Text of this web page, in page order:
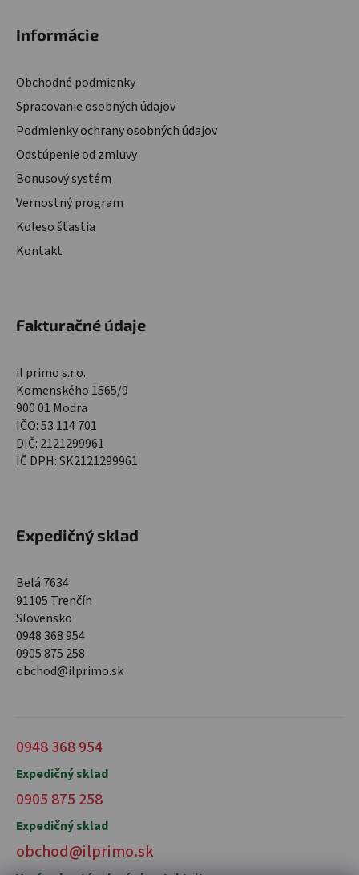
Informácie
Obchodné podmienky
Spracovanie osobných údajov
Podmienky ochrany osobných údajov
Odstúpenie od zmluvy
Bonusový systém
Vernostný program
Koleso šťastia
Kontakt
Fakturačné údaje
il primo s.r.o.
Komenského 1565/9
900 01 Modra
IČO: 53 114 701
DIČ: 2121299961
IČ DPH: SK2121299961
Expedičný sklad
Belá 7634
91105 Trenčín
Slovensko
0948 368 954
0905 875 258
obchod@ilprimo.sk
0948 368 954
Expedičný sklad
0905 875 258
Expedičný sklad
obchod@ilprimo.sk